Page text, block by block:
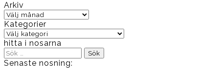
Arkiv
Arkiv
Kategorier
Kategorier
hitta i nosarna
Sök
efter:
Senaste nosning: